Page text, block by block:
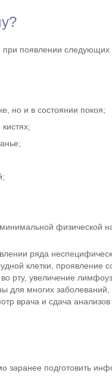
при появлении
но и в состоянии покоя;
физической
ряда
клетки, проявление
рту, увеличение
для многих заболеваний,
врача и сдача анализов
заранее подготовить